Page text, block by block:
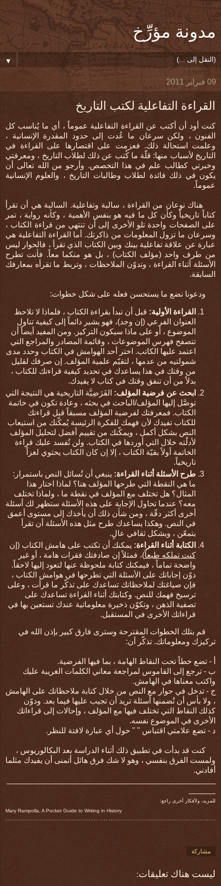
مدونة مؤرِّخ
▼
09 فبراير 2011
القراءة التفاعلية لكتب التاريخ
كنت أود أن أكتب عن القراءة التفاعلية عموماً ، أي ما يُناسب كل
الفنون ، ولكن سرعان ما عُدت إلى حدود المقدرة الإنسانية ،
وعلمت استحالة ذلك. فعزمت على اقتصارها على القراءة في
التاريخ لأسباب منها: قلّة ما كُتب عن ذلك لطلاب التاريخ ، ومعرفتي
وخبرتي كطالب علم في هذا التخصص. وأرجو من الله تعالى أن
يكون في ذلك فائدة لطلاب وطالبات التاريخ ، والعلوم الإنسانية
عموماً.
هناك نوعان من القراءة ، سالبة وتفاعلية. السالبة هي أن تقرأ
كتاباً تاريخياً وكأن كل ما فيه هو بنفس الأهمية ، وكأنه رواية ، تمر
على الصفحات واحدة تلو الأخرى إلى أن تنتهي من قراءة الكتاب ،
وسرعان ما تزول المعلومات من ذاكرتك. أما القراءة التفاعلية هي
عبارة عن علاقة تفاعلية بينك وبين الكتاب الذي تقرأ ، فالحوار ليس
من طرف واحد (مؤلف الكتاب) ، بل هو منكما معاً. فأنت تطرح
الأسئلة أثناء القراءة ، وتدوّن الملاحظات ، وتربط ما تقرأه بمعارفك
السابقة.
ودعونا نضع ما يستحسن فعله على شكل خطوات:
القراءة الأولية: قبل أن تبدأ بقراءة الكتاب ، فلماذا لا تلاحظ
العنوان الفرعي (إن وجد)، فهو يشير دائماً إلى كيفية تناول
الموضوع ، أو على ماذا سيكون التركيز. ومن المفيد أيضاً أن
تتصفح فهرس الموضوعات ، وقائمة المصادر والمراجع التي
اعتمد عليها الكاتب. اختر أحد الهوامش في الكتاب وحدد مدى
شمولتيه من عدمها ، لتقيّم علمية المؤلف. إن صرفك لقليل
من وقتك في هذا يساعدك في تحديد كيفية قراءتك للكتاب ،
بدلاً من أن تنفق وقتك في كتاب لا يفيدك.
ابحث عن فرضية المؤلف: الفَرَضِيَّة التاريخية هي النتيجة التي
توصَّل إليها المؤلف/الباحث في بحثه ، وعادة تكون في خاتمة
الكتاب. فمعرفتك لفرضية المؤلف مسبقاً قبل قراءتك
للكتاب تفيدك لأن فهمك للفكرة الرئيسة يُمكّنك من استيعاب
النص بشكل أكمل ، ويمكّنك من تقييم أفضل لتحليل المؤلف
لأدلّته خلال التي أوردها في الكتاب. ولن تُفسد عليك قراءة
الخاتمة أولاً بقيّة الكتاب ، إلا إن كان الكتاب يحتوي لغزاً
تاريخياً.
طرح الأسئلة أثناء القراءة: ينبغي أن تُسائل النص باستمرار:
ما هي النقطة التي طرحها المؤلف هنا؟ لماذا اختار هذا
المثال؟ هل تختلف مع المؤلف في نقطة ما ، ولماذا تختلف
معه؟ عندما تحاول الإجابة على هذه الأسئلة ستظهر لك أسئلة
أخرى أكثر دقّة ، ومن شأن ذلك أن يأخذك إلى مستوى أعمق
في النص. وهكذا يساعدك طرح مثل هذه الأسئلة أن تقرأ
بتمعّن ، وبشكل ثقافي عالٍ.
الكتابة أثناء القراءة: يمكنك أن تكتب على هامش الكتاب ( إن
كنت تملكه طبعاً)، فمثلاً إن صادفتك فقرات هامة ، أو غير
واضحة تماماً ، فيمكنك كتابة ملحوظة عنها لتعود إليها لاحقاً.
دوّن إجاباتك على الأسئلة التي تطرحها في هوامش الكتاب ،
فإن صياغتك لملاحظاتك تساعدك على تذكّر ما قرأت ، وعلى
ترسيخ فهمك للنص. وكتابتك أثناء القراءة تساعدك على
تصفية الذهن ، وتكوّن ذخيرة معلوماتية عندك تستعين بها في
قراءاتك الأخرى في المستقبل.
قم بتلك الخطوات المقترحة وسترى فارق كبير بإذن الله في
تركيزك ومعلوماتك. تذكّر أن:
أ - تضع خطاً تحت النقاط الهامة ، بما فيها الفرضية.
ب - ترجع إلى القاموس لمراجعة معاني الكلمات الغريبة عليك
واكتب معناها في الهامش.
ج - تدخل في حوار مع النص من خلال كتابة ملاحظاتك على الهامش
، ولا بأس أن تُضمنها أسئلة تريد أن تجيب عليها فيما بعد. ودوّن
كذلك النقاط التي تختلف فيها مع المؤلف ، وإحالات إلى قراءاتك
الأخرى في الموضوع نفسه.
د - تضع علامتي اقتباس " " حول أي عبارة لافتة للنظر.
كنت قد بدأت في تطبيق ذلك أثناء الدراسة بعد البكالوريوس ،
ولمست الفرق بنفسي ، وهو لا شك فرق هائل أتمنى أن يفيدك مثلما
أفادني.
للمزيد، ولأفكار أخرى راجع:
Mary Rampolla, A Pocket Guide to Writing in History
مشاركة
ليست هناك تعليقات: